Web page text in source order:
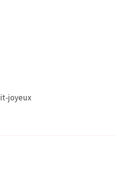
joyeux